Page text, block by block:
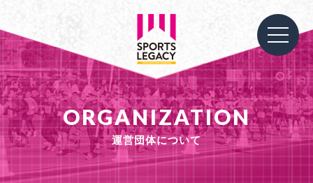
ORGANIZATION
運営団体について